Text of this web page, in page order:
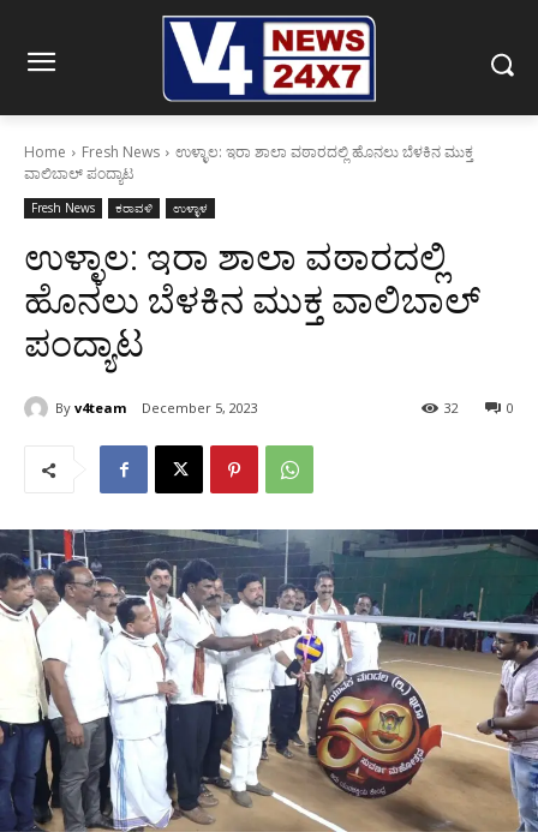
Home Fresh News
ಉಳ್ಳಾಲ: ಇರಾ ಶಾಲಾ ವಠಾರದಲ್ಲಿ ಹೊನಲು ಬೆಳಕಿನ ಮುಕ್ತ
ವಾಲಿಬಾಲ್ ಪಂದ್ಯಾಟ
Fresh News ಕರಾವಳಿ ಉಳ್ಳಾಳ
ಉಳ್ಳಾಲ: ಇರಾ ಶಾಲಾ ವಠಾರದಲ್ಲಿ
ಹೊನಲು ಬೆಳಕಿನ ಮುಕ್ತ ವಾಲಿಬಾಲ್
ಪಂದ್ಯಾಟ
By v4team December 5, 2023 0
32